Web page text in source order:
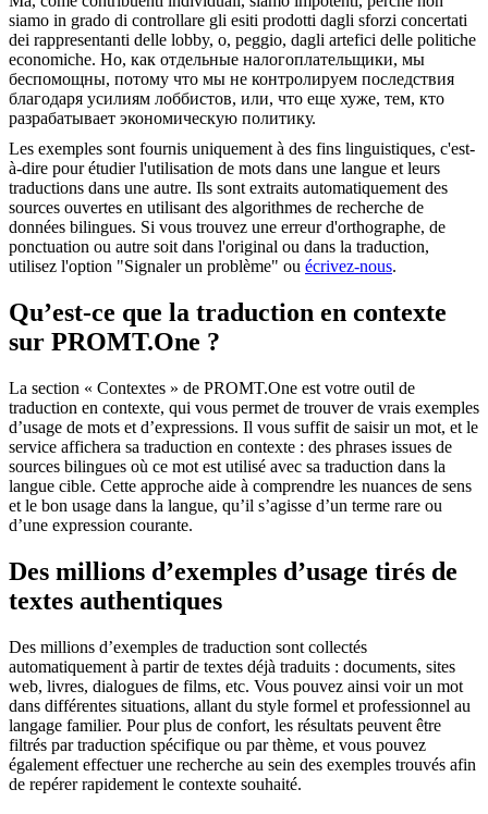
siamo in grado di controllare gli esiti prodotti dagli sforzi concertati
dei rappresentanti delle lobby, o, peggio, dagli artefici delle politiche
economiche. Но, как отдельные налогоплательщики, мы
беспомощны, потому что мы не контролируем последствия
благодаря усилиям лоббистов, или, что еще хуже, тем, кто
разрабатывает экономическую политику.
Les exemples sont fournis uniquement à des fins linguistiques, c'est-
à-dire pour étudier l'utilisation de mots dans une langue et leurs
traductions dans une autre. Ils sont extraits automatiquement des
sources ouvertes en utilisant des algorithmes de recherche de
données bilingues. Si vous trouvez une erreur d'orthographe, de
ponctuation ou autre soit dans l'original ou dans la traduction,
utilisez l'option "Signaler un problème" ou écrivez-nous.
Qu’est-ce que la traduction en contexte
sur PROMT.One ?
La section « Contextes » de PROMT.One est votre outil de
traduction en contexte, qui vous permet de trouver de vrais exemples
d’usage de mots et d’expressions. Il vous suffit de saisir un mot, et le
service affichera sa traduction en contexte : des phrases issues de
sources bilingues où ce mot est utilisé avec sa traduction dans la
langue cible. Cette approche aide à comprendre les nuances de sens
et le bon usage dans la langue, qu’il s’agisse d’un terme rare ou
d’une expression courante.
Des millions d’exemples d’usage tirés de
textes authentiques
Des millions d’exemples de traduction sont collectés
automatiquement à partir de textes déjà traduits : documents, sites
web, livres, dialogues de films, etc. Vous pouvez ainsi voir un mot
dans différentes situations, allant du style formel et professionnel au
langage familier. Pour plus de confort, les résultats peuvent être
filtrés par traduction spécifique ou par thème, et vous pouvez
également effectuer une recherche au sein des exemples trouvés afin
de repérer rapidement le contexte souhaité.